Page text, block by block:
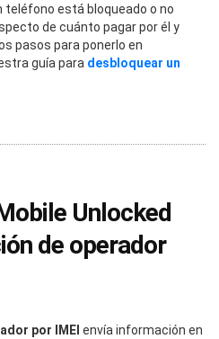
teléfono está bloqueado o no
de cuánto pagar por él y
pasos para ponerlo en
guía para desbloquear un
Unlocked
de operador
por IMEI envía información en